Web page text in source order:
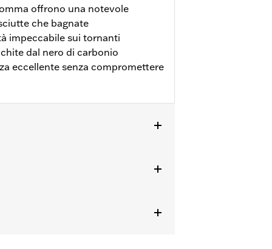
offrono una notevole
che bagnate
impeccabile sui tornanti
dal nero di carbonio
eccellente senza compromettere